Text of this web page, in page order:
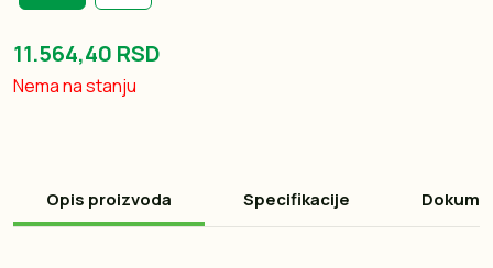
11.564,40 RSD
Nema na stanju
Opis proizvoda Specifikacije